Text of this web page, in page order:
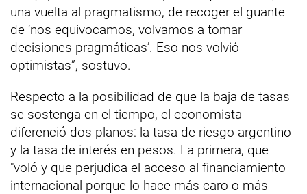
una vuelta al pragmatismo, de recoger el guante
de ‘nos equivocamos, volvamos a tomar
decisiones pragmáticas’. Eso nos volvió
optimistas”, sostuvo.
Respecto a la posibilidad de que la baja de tasas
se sostenga en el tiempo, el economista
diferenció dos planos: la tasa de riesgo argentino
y la tasa de interés en pesos. La primera, que
"voló y que perjudica el acceso al financiamiento
internacional porque lo hace más caro o más